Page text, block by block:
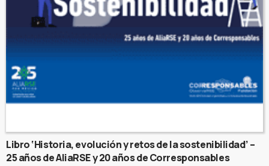
Libro ‘Historia, evolución y retos de la sostenibilidad’ –
25 años de AliaRSE y 20 años de Corresponsables